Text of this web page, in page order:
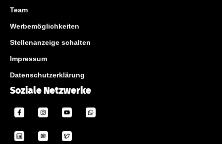
Team
Werbemöglichkeiten
Stellenanzeige schalten
Impressum
Datenschutzerklärung
Soziale Netzwerke